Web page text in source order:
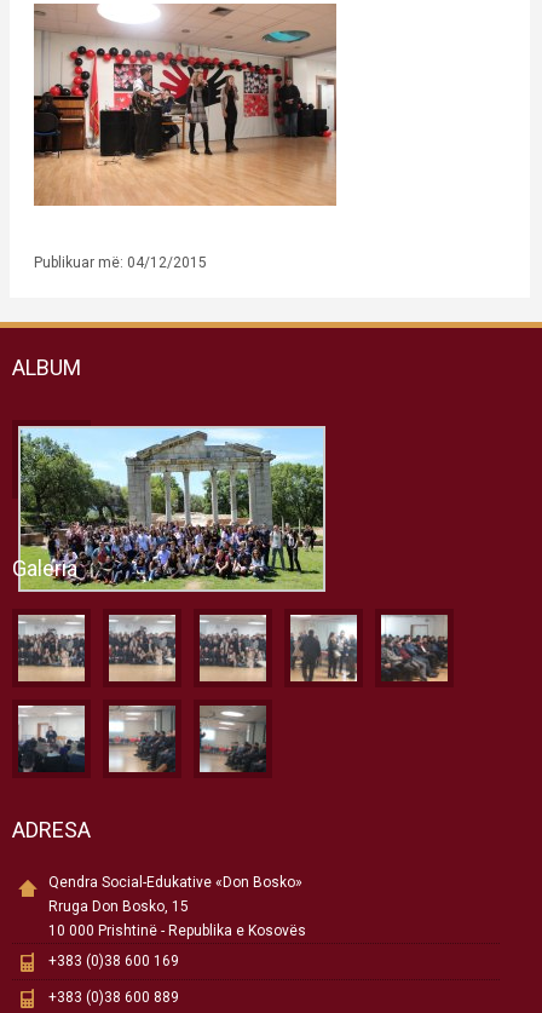
Publikuar më: 04/12/2015
ALBUM
Galeria
ADRESA
Qendra Social-Edukative «Don Bosko»
Rruga Don Bosko, 15
10 000 Prishtinë - Republika e Kosovës
+383 (0)38 600 169
+383 (0)38 600 889